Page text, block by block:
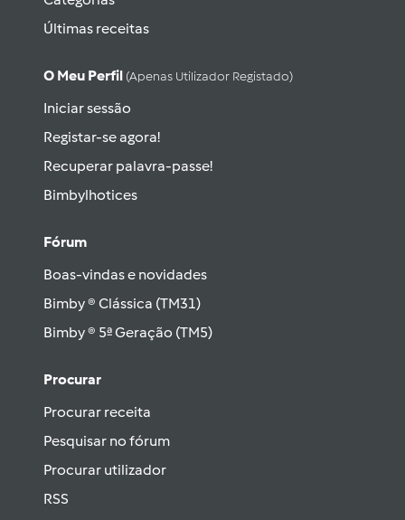
Últimas receitas
O Meu Perfil (apenas Utilizador Registado)
Iniciar sessão
Registar-se agora!
Recuperar palavra-passe!
Bimbylhotices
Fórum
Boas-vindas e novidades
Bimby ® Clássica (TM31)
Bimby ® 5ª Geração (TM5)
Procurar
Procurar receita
Pesquisar no fórum
Procurar utilizador
RSS